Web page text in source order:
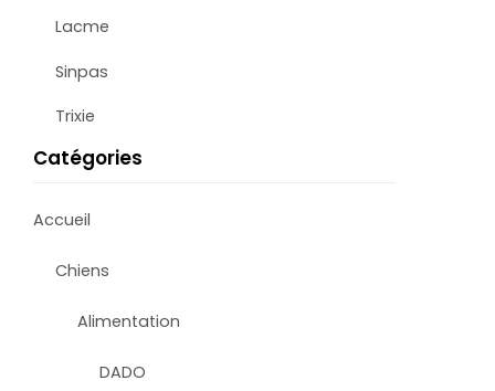
Lacme
Sinpas
Trixie
Catégories
Accueil
Chiens
Alimentation
DADO